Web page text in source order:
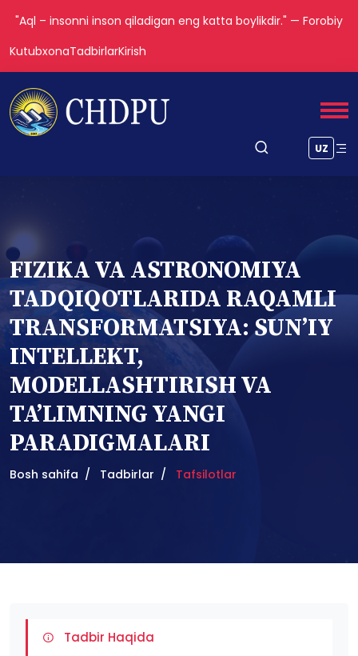
"Aql – insonni inson qiladigan eng katta boylikdir." — Forobiy
KutubxonaTadbirlarKirish
UZ
FIZIKA VA ASTRONOMIYA
TADQIQOTLARIDA RAQAMLI
TRANSFORMATSIYA: SUN’IY
INTELLEKT,
MODELLASHTIRISH VA
TA’LIMNING YANGI
PARADIGMALARI
Bosh sahifa Tadbirlar Tafsilotlar
Tadbir Haqida